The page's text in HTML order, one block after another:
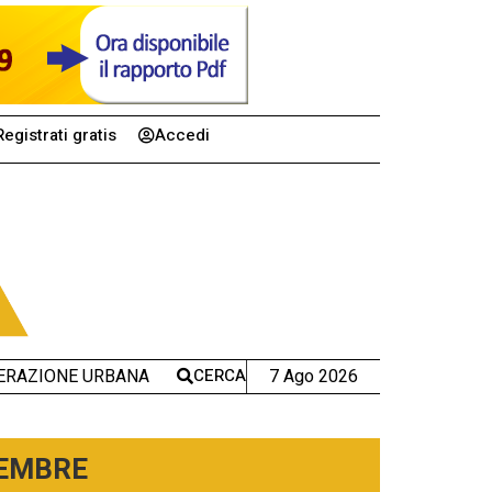
gratis Accedi
URBANA CERCA 7 Ago 2026